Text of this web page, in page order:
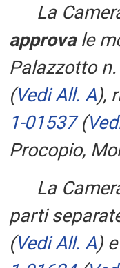
La
approvale
Palazzotto
(Vedi All. A),
1-01537 (
Procopio,
La
parti
(Vedi All. A)